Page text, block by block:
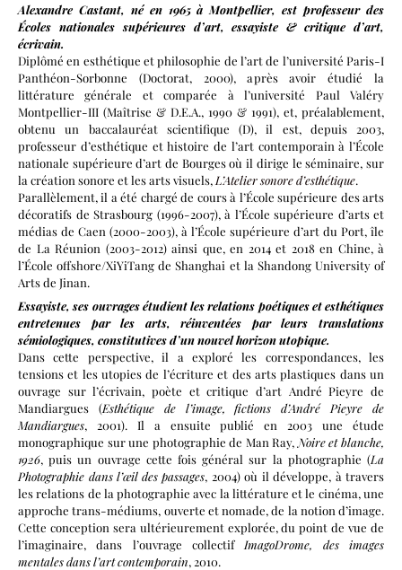
Alexandre Castant, né en 1965 à Montpellier, est professeur des
Écoles nationales supérieures d’art,essayiste & critique d’art,
écrivain.
Diplômé en esthétique et philosophie de l’art de l’université Paris-I
Panthéon-Sorbonne (Doctorat, 2000), après avoir étudié la
littérature générale et comparée à l’université Paul Valéry
Montpellier-III (Maîtrise & D.E.A., 1990 & 1991), et, préalablement,
obtenu un baccalauréat scientifique (D), il est, depuis 2003,
professeur d’esthétique et histoire de l’art contemporain à l’École
nationale supérieure d’art de Bourges où il dirige le séminaire, sur
la création sonore et les arts visuels, L’Atelier sonore d’esthétique.
Parallèlement, il a été chargé de cours à l’École supérieure des arts
décoratifs de Strasbourg (1996-2007), à l’École supérieure d’arts et
médias de Caen (2000-2003), à l’École supérieure d’art du Port, île
de La Réunion (2003-2012) ainsi que, en 2014 et 2018 en Chine, à
l’École offshore/XiYiTang de Shanghai et la Shandong University of
Arts de Jinan.
Essayiste, ses ouvrages étudient les relations poétiques et esthétiques
entretenues par les arts, réinventées par leurs translations
sémiologiques, constitutives d’un nouvel horizon utopique.
Dans cette perspective, il a exploré les correspondances, les
tensions et les utopies de l’écriture et des arts plastiques dans un
ouvrage sur l’écrivain, poète et critique d’art André Pieyre de
Mandiargues (Esthétique de l’image, fictions d’André Pieyre de
Mandiargues, 2001). Il a ensuite publié en 2003 une étude
monographique sur une photographie de Man Ray, Noire et blanche,
1926, puis un ouvrage cette fois général sur la photographie (La
Photographie dans l’œil des passages, 2004) où il développe, à travers
les relations de la photographie avec la littérature et le cinéma, une
approche trans-médiums, ouverte et nomade, de la notion d’image.
Cette conception sera ultérieurement explorée, du point de vue de
l’imaginaire, dans l’ouvrage collectif ImagoDrome, des images
mentales dans l’art contemporain, 2010.